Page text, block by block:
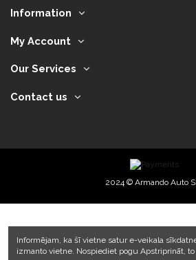
Information
My Account
Our Services
Contact us
2024 © Armando Auto
Informējam, ka šī vietne satur e-veikala
izmanto vietne. Nospiediet pogu Apstriprināt,